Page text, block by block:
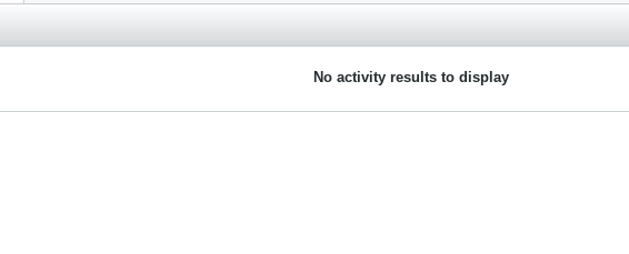
No activity results to display